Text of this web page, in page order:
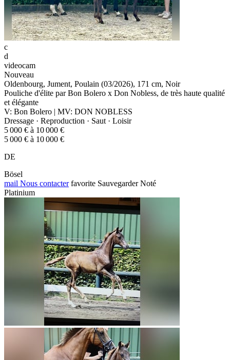
c
d
videocam
Nouveau
Oldenbourg, Jument, Poulain (03/2026), 171 cm, Noir
Pouliche d'élite par Bon Bolero x Don Nobless, de très haute qualité
et élégante
V: Bon Bolero | MV: DON NOBLESS
Dressage · Reproduction · Saut · Loisir
5 000 € à 10 000 €
5 000 € à 10 000 €
DE
Bösel
mail Nous contacter favorite Sauvegarder Noté
Platinium